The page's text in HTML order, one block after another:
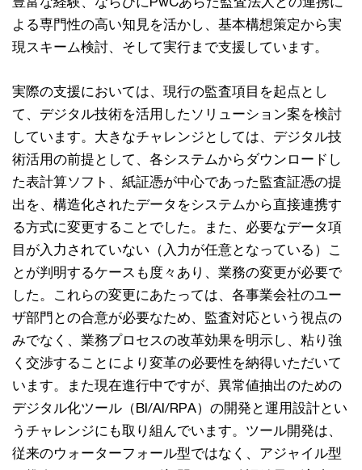
よる専門性の高い知見を活かし、基本構想策定から実
現スキーム検討、そして実行まで支援しています。
実際の支援においては、現行の監査項目を起点とし
て、デジタル技術を活用したソリューション案を検討
しています。大きなチャレンジとしては、デジタル技
術活用の前提として、各システムからダウンロードし
た表計算ソフト、紙証憑が中心であった監査証憑の提
出を、構造化されたデータをシステムから直接連携す
る方式に変更することでした。また、必要なデータ項
目が入力されていない（入力が任意となっている）こ
とが判明するケースも度々あり、業務の変更が必要で
した。これらの変更にあたっては、各事業会社のユー
ザ部門との合意が必要なため、監査対応という視点の
みでなく、業務プロセスの改革効果を明示し、粘り強
く交渉することにより変革の必要性を納得いただいて
います。また現在進行中ですが、異常値抽出のための
デジタル化ツール（BI/AI/RPA）の開発と運用設計とい
うチャレンジにも取り組んでいます。ツール開発は、
従来のウォーターフォール型ではなく、アジャイル型